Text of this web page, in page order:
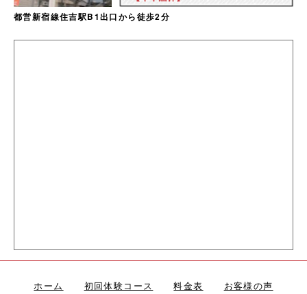
都営新宿線住吉駅B1出口から徒歩2分
ホーム 初回体験コース 料金表
お客様の声